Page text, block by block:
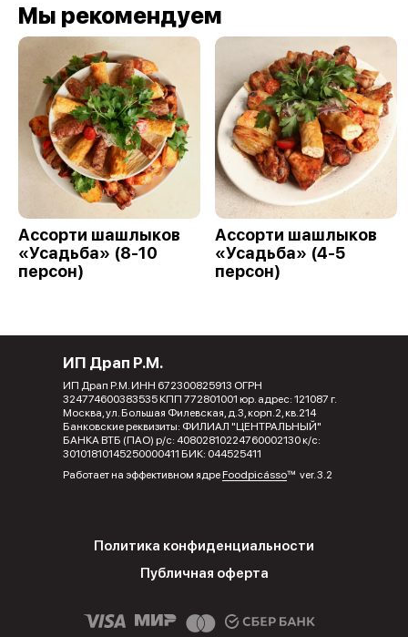
Мы рекомендуем
Ассорти шашлыков
«Усадьба» (8-10
персон)
Ассорти шашлыков
«Усадьба» (4-5
персон)
ИП Драп Р.М.
ИП Драп Р.М. ИНН 672300825913 ОГРН
324774600383535 КПП 772801001 юр. адрес: 121087 г.
Москва, ул. Большая Филевская, д.3, корп.2, кв.214
Банковские реквизиты: ФИЛИАЛ "ЦЕНТРАЛЬНЫЙ"
БАНКА ВТБ (ПАО) р/с: 40802810224760002130 к/с:
30101810145250000411 БИК: 044525411
Работает на эффективном ядреFoodpicássover. 3.2
Политика конфиденциальности
Публичная оферта